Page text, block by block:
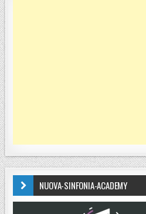
NUOVA-SINFONIA-ACADEMY